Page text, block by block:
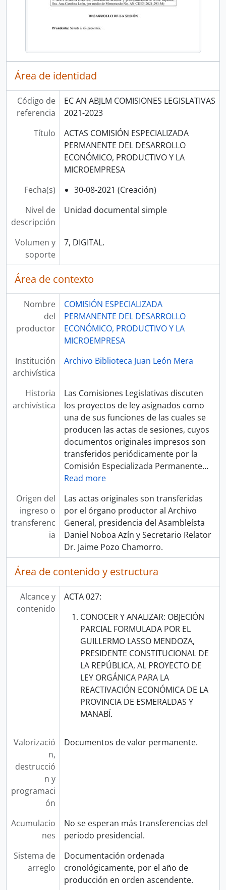
Área de identidad
Código de
referencia
EC AN ABJLM COMISIONES LEGISLATIVAS
2021-2023
Título
ACTAS COMISIÓN ESPECIALIZADA
PERMANENTE DEL DESARROLLO
ECONÓMICO, PRODUCTIVO Y LA
MICROEMPRESA
Fecha(s)
30-08-2021 (Creación)
Nivel de
descripción
Unidad documental simple
Volumen y
soporte
7, DIGITAL.
Área de contexto
Nombre
del
productor
COMISIÓN ESPECIALIZADA
PERMANENTE DEL DESARROLLO
ECONÓMICO, PRODUCTIVO Y LA
MICROEMPRESA
Institución
archivística
Archivo Biblioteca Juan León Mera
Historia
archivística
Las Comisiones Legislativas discuten
los proyectos de ley asignados como
una de sus funciones de las cuales se
producen las actas de sesiones, cuyos
documentos originales impresos son
transferidos periódicamente por la
Comisión Especializada Permanente…
Read more
Origen del
ingreso o
transferenc
ia
Las actas originales son transferidas
por el órgano productor al Archivo
General, presidencia del Asambleísta
Daniel Noboa Azín y Secretario Relator
Dr. Jaime Pozo Chamorro.
Área de contenido y estructura
Alcance y
contenido
ACTA 027:
CONOCER Y ANALIZAR: OBJECIÓN
PARCIAL FORMULADA POR EL
GUILLERMO LASSO MENDOZA,
PRESIDENTE CONSTITUCIONAL DE
LA REPÚBLICA, AL PROYECTO DE
LEY ORGÁNICA PARA LA
REACTIVACIÓN ECONÓMICA DE LA
PROVINCIA DE ESMERALDAS Y
MANABÍ.
Valorizació
n,
destrucció
n y
programaci
ón
Documentos de valor permanente.
Acumulacio
nes
No se esperan más transferencias del
periodo presidencial.
Sistema de
arreglo
Documentación ordenada
cronológicamente, por el año de
producción en orden ascendente.